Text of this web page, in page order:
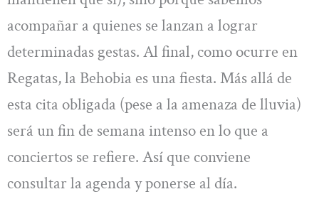
acompañar a quienes se lanzan a lograr
determinadas gestas. Al final, como ocurre en
Regatas, la Behobia es una fiesta. Más allá de
esta cita obligada (pese a la amenaza de lluvia)
será un fin de semana intenso en lo que a
conciertos se refiere. Así que conviene
consultar la agenda y ponerse al día.